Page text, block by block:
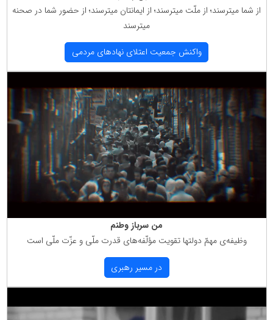
از شما میترسند؛ از ملّت میترسند؛ از ایمانتان میترسند؛ از حضور شما در صحنه
میترسند
واكنش جمعیت اعتلای نهادهای مردمی
من سرباز وطنم
وظیفه‌ی مهمّ دولتها تقویت مؤلّفه‌های قدرت ملّی و عزّت ملّی است
در مسیر رهبری